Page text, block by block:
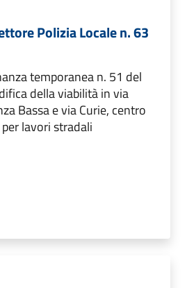
Polizia Locale n. 63
temporanea n. 51 del
della viabilità in via
Bassa e via Curie, centro
lavori stradali